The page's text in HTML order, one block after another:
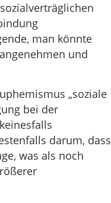
man könnte
und
„soziale
bei der
darum, dass
was als noch